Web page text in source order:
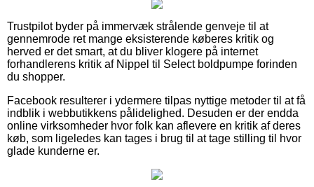
Trustpilot byder på immervæk strålende genveje til at
gennemrode ret mange eksisterende køberes kritik og
herved er det smart, at du bliver klogere på internet
forhandlerens kritik af Nippel til Select boldpumpe forinden
du shopper.
Facebook resulterer i ydermere tilpas nyttige metoder til at få
indblik i webbutikkens pålidelighed. Desuden er der endda
online virksomheder hvor folk kan aflevere en kritik af deres
køb, som ligeledes kan tages i brug til at tage stilling til hvor
glade kunderne er.